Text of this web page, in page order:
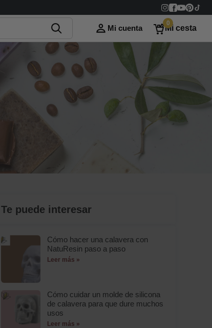
Mi cuenta Mi cesta
0
Te puede interesar
Cómo hacer una calavera con
NatuResin paso a paso
Leer más »
Cómo cuidar un molde de silicona
de calavera para que dure muchos
usos
Leer más »